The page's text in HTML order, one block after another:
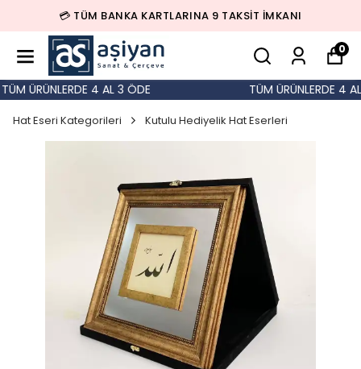
💳 TÜM BANKA KARTLARINA 9 TAKSİT İMKANI
0
ÜRÜNLERDE 4 AL 3 ÖDE TÜM ÜRÜNLERDE 4
Hat Eseri Kategorileri Kutulu Hediyelik Hat Eserleri